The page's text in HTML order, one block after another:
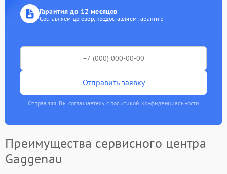
Гарантия до 12 месяцев
Составляем договор, предоставляем гарантию
Отправить заявку
Отправляя, Вы соглашаетесь с политикой конфиденциальности
Преимущества сервисного центра
Gaggenau